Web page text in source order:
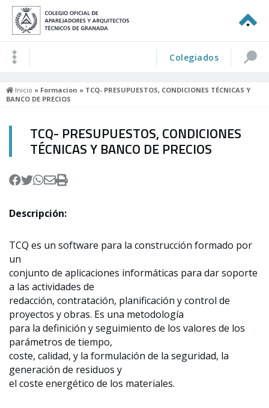
Colegiados
Inicio » Formacion » TCQ- PRESUPUESTOS, CONDICIONES TÉCNICAS Y
BANCO DE PRECIOS
TCQ- PRESUPUESTOS, CONDICIONES
TÉCNICAS Y BANCO DE PRECIOS
Descripción:
TCQ es un software para la construcción formado por
un
conjunto de aplicaciones informáticas para dar soporte
a las actividades de
redacción, contratación, planificación y control de
proyectos y obras. Es una metodología
para la definición y seguimiento de los valores de los
parámetros de tiempo,
coste, calidad, y la formulación de la seguridad, la
generación de residuos y
el coste energético de los materiales.